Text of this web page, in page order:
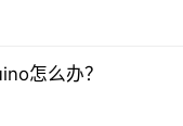
怎么办？